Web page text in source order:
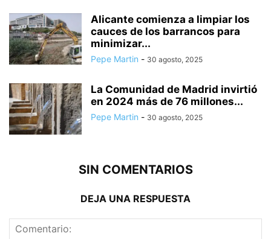
Alicante comienza a limpiar los
cauces de los barrancos para
minimizar...
Pepe Martin - 30 agosto, 2025
La Comunidad de Madrid invirtió
en 2024 más de 76 millones...
Pepe Martin - 30 agosto, 2025
SIN COMENTARIOS
DEJA UNA RESPUESTA